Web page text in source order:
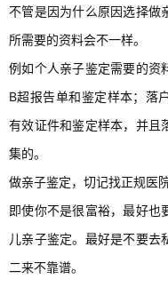
不管是因为什么原因选择做
所需要的资料会不一样。
例如个人亲子鉴定需要的资
B超报告单和鉴定样本；落
有效证件和鉴定样本，并且
集的。
做亲子鉴定，切记找正规医
即使你不是很富裕，最好也
儿亲子鉴定。最好是不要去
二来不靠谱。